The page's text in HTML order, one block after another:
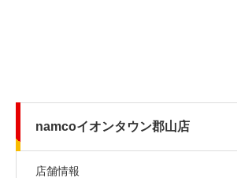
namcoイオンタウン郡山店
店舗情報